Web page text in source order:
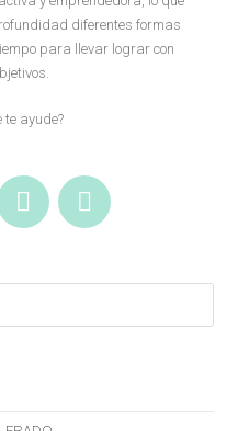
diferentes formas
para llevar lograr con
te ayude?